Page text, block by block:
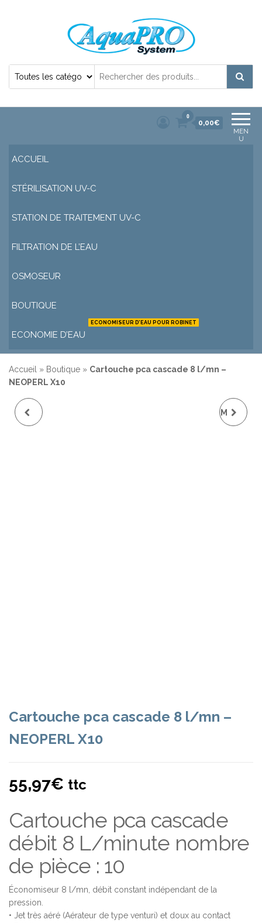
Désinfection Uv de l'eau | Filtration et
MEN
U
0
0,00€
ACCUEIL
STÉRILISATION UV-C
STATION DE TRAITEMENT UV-C
FILTRATION DE L’EAU
OSMOSEUR
BOUTIQUE
ECONOMIE D’EAU
ECONOMISEUR D’EAU POUR ROBINET
Accueil » Boutique » Cartouche pca cascade 8 l/mn –
NEOPERL X10
TUBE QUARTZ 895MM
Cartouche pca cascade 8 l/mn –
NEOPERL X10
55,97€ ttc
Cartouche pca cascade
débit 8 L/minute nombre
de pièce : 10
Économiseur 8 l/mn, débit constant indépendant de la
pression.
• Jet très aéré (Aérateur de type venturi) et doux au contact